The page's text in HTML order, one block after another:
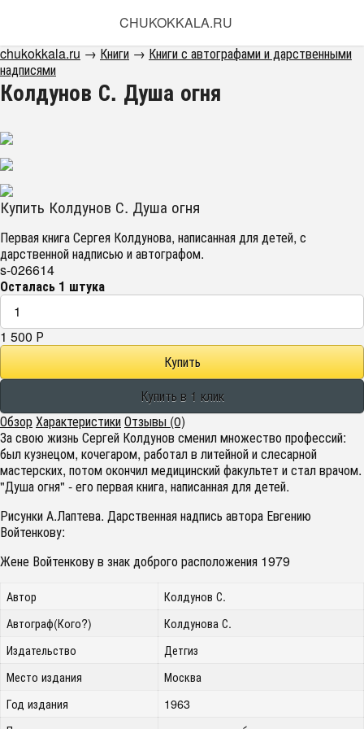
CHUKOKKALA.RU
chukokkala.ru → Книги → Книги с автографами и дарственными
надписями
Колдунов С. Душа огня
Купить Колдунов С. Душа огня
Первая книга Сергея Колдунова, написанная для детей, с
дарственной надписью и автографом.
s-026614
Осталась 1 штука
1 500 Р
ОбзорХарактеристикиОтзывы (0)
За свою жизнь Сергей Колдунов сменил множество профессий:
был кузнецом, кочегаром, работал в литейной и слесарной
мастерских, потом окончил медицинский факультет и стал врачом.
"Душа огня" - его первая книга, написанная для детей.
Рисунки А.Лаптева. Дарственная надпись автора Евгению
Войтенкову:
Жене Войтенкову в знак доброго расположения 1979
Автор
Колдунов С.
Автограф(Кого?)
Колдунова С.
Издательство
Детгиз
Место издания
Москва
Год издания
1963